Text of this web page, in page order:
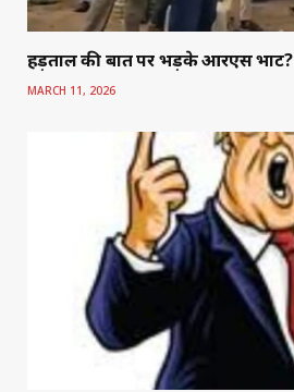
हड़ताल की बात पर भड़के आरएस भाट?
MARCH 11, 2026